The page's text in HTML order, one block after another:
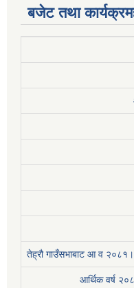
बजेट तथा
तेह्रौ गाउँसभाबाट आ व
आर्थिक वर्ष